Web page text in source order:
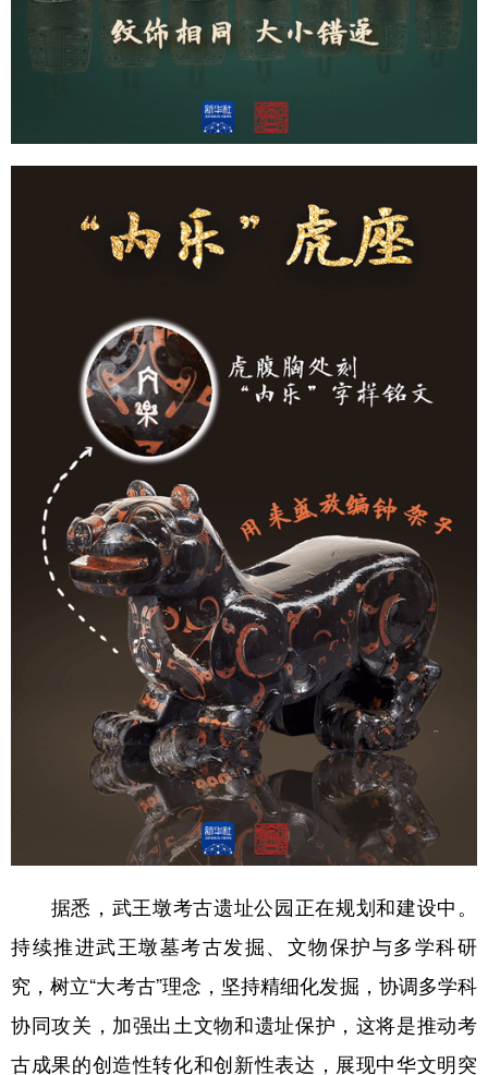
据悉，武王墩考古遗址公园正在规划和建设中。
持续推进武王墩墓考古发掘、文物保护与多学科研
究，树立“大考古”理念，坚持精细化发掘，协调多学科
协同攻关，加强出土文物和遗址保护，这将是推动考
古成果的创造性转化和创新性表达，展现中华文明突